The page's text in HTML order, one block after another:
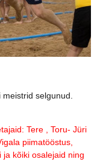
selgunud.
Tere , Toru- Jüri
piimatööstus,
ja kõiki osalejaid ning